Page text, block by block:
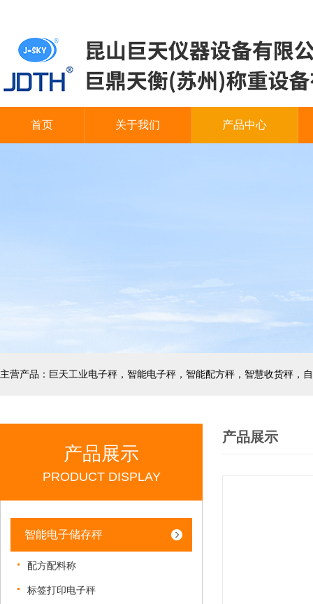
首页 关于我们 产品中心
产品展示
PRODUCT DISPLAY
智能电子储存秤
配方配料称
标签打印电子秤
产品展示